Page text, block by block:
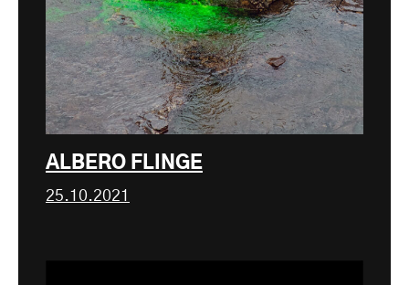
ALBERO FLINGE
25.10.2021